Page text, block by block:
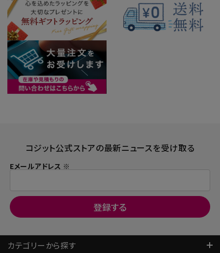
コジット公式ストアの最新ニュースを受け取る
Eメールアドレス ※
カテゴリーから探す